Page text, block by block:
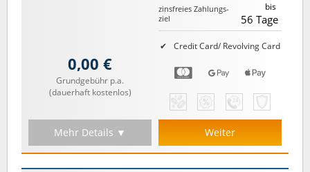
Credit Card/ Revolving Card
zinsfreies Zahlungs­
ziel
bis
56 Tage
0,00 €
Grundgebühr p.a.
(dauerhaft kostenlos)
Mehr Details ▼ Weiter